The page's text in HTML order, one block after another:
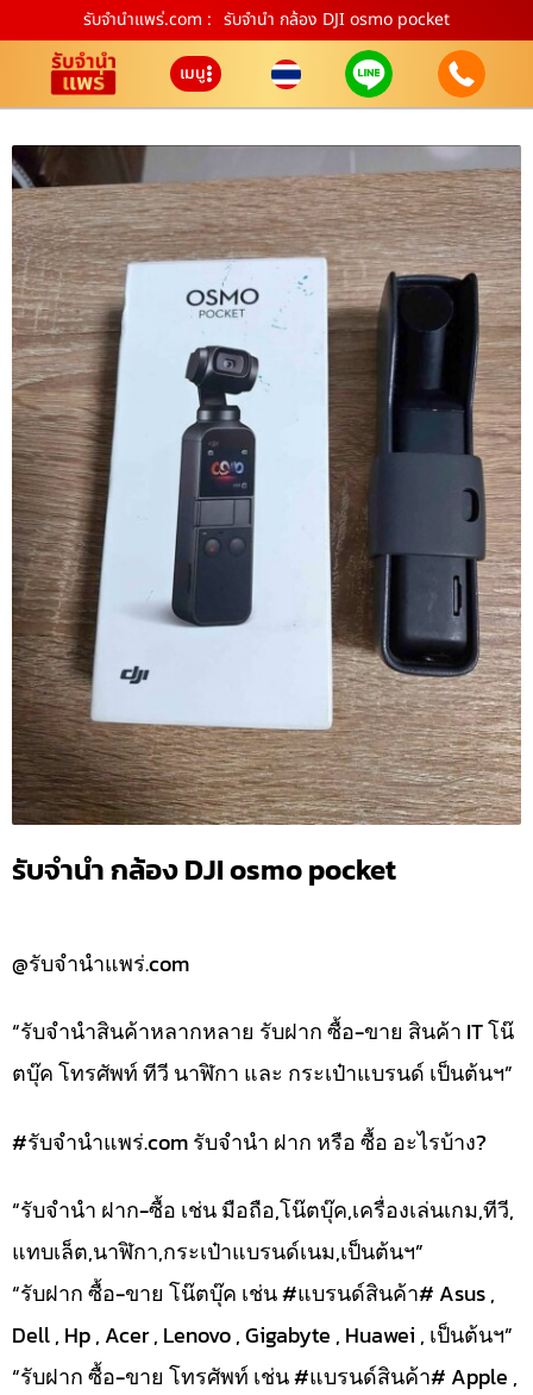
รับจํานําแพร่.com : รับจำนำ กล้อง DJI osmo pocket
เมนู
รับจำนำ กล้อง DJI osmo pocket
@รับจำนำแพร่.com
“รับจำนำสินค้าหลากหลาย รับฝาก ซื้อ-ขาย สินค้า IT โน๊
ตบุ๊ค โทรศัพท์ ทีวี นาฬิกา และ กระเป๋าแบรนด์ เป็นต้นฯ”
#รับจํานําแพร่.com รับจำนำ ฝาก หรือ ซื้อ อะไรบ้าง?
“รับจำนำ ฝาก-ซื้อ เช่น มือถือ,โน๊ตบุ๊ค,เครื่องเล่นเกม,ทีวี,
แทบเล็ต,นาฬิกา,กระเป๋าแบรนด์เนม,เป็นต้นฯ”
“รับฝาก ซื้อ-ขาย โน๊ตบุ๊ค เช่น #แบรนด์สินค้า# Asus ,
Dell , Hp , Acer , Lenovo , Gigabyte , Huawei , เป็นต้นฯ”
“รับฝาก ซื้อ-ขาย โทรศัพท์ เช่น #แบรนด์สินค้า# Apple ,